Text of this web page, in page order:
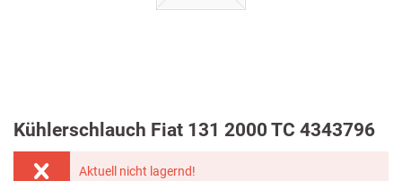
Kühlerschlauch Fiat 131 2000 TC 4343796
Aktuell nicht lagernd!